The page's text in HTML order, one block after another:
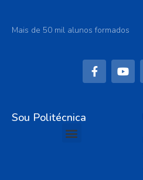
Mais de 50 mil alunos formados
Sou Politécnica